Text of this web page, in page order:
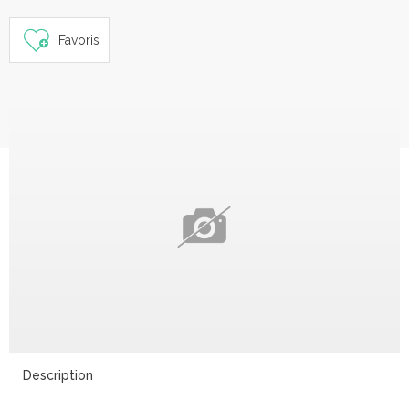
Favoris
Description